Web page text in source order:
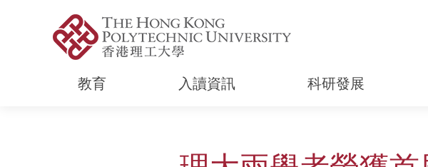
教育 入讀資訊 科研發展